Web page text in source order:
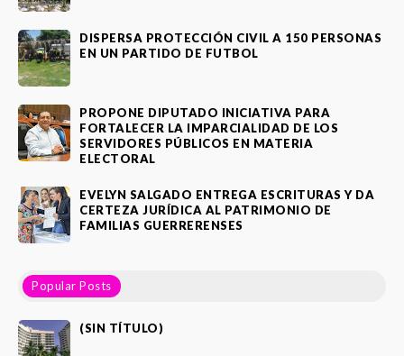
DISPERSA PROTECCIÓN CIVIL A 150 PERSONAS
EN UN PARTIDO DE FUTBOL
PROPONE DIPUTADO INICIATIVA PARA
FORTALECER LA IMPARCIALIDAD DE LOS
SERVIDORES PÚBLICOS EN MATERIA
ELECTORAL
EVELYN SALGADO ENTREGA ESCRITURAS Y DA
CERTEZA JURÍDICA AL PATRIMONIO DE
FAMILIAS GUERRERENSES
Popular Posts
(SIN TÍTULO)